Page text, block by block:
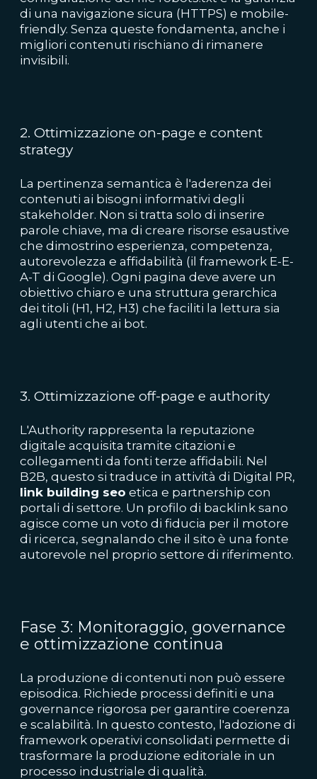
di una navigazione sicura (HTTPS) e mobile-
friendly. Senza queste fondamenta, anche i
migliori contenuti rischiano di rimanere
invisibili.
2. Ottimizzazione on-page e content
strategy
La pertinenza semantica è l'aderenza dei
contenuti ai bisogni informativi degli
stakeholder. Non si tratta solo di inserire
parole chiave, ma di creare risorse esaustive
che dimostrino esperienza, competenza,
autorevolezza e affidabilità (il framework E-E-
A-T di Google). Ogni pagina deve avere un
obiettivo chiaro e una struttura gerarchica
dei titoli (H1, H2, H3) che faciliti la lettura sia
agli utenti che ai bot.
3. Ottimizzazione off-page e authority
L'Authority rappresenta la reputazione
digitale acquisita tramite citazioni e
collegamenti da fonti terze affidabili. Nel
B2B, questo si traduce in attività di Digital PR,
link building seo etica e partnership con
portali di settore. Un profilo di backlink sano
agisce come un voto di fiducia per il motore
di ricerca, segnalando che il sito è una fonte
autorevole nel proprio settore di riferimento.
Fase 3: Monitoraggio, governance
e ottimizzazione continua
La produzione di contenuti non può essere
episodica. Richiede processi definiti e una
governance rigorosa per garantire coerenza
e scalabilità. In questo contesto, l'adozione di
framework operativi consolidati permette di
trasformare la produzione editoriale in un
processo industriale di qualità.